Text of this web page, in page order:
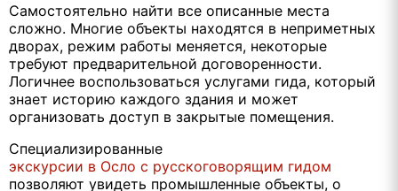
Самостоятельно найти все описанные места
сложно. Многие объекты находятся в неприметных
дворах, режим работы меняется, некоторые
требуют предварительной договоренности.
Логичнее воспользоваться услугами гида, который
знает историю каждого здания и может
организовать доступ в закрытые помещения.
Специализированные
экскурсии в Осло с русскоговорящим гидом
позволяют увидеть промышленные объекты, о